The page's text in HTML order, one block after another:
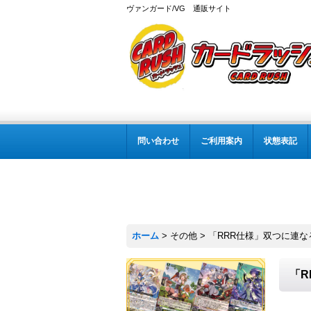
ヴァンガード/VG 通販サイト
問い合わせ ご利用案内 状態表記
ホーム > その他 > 「RRR仕様」双つに連
「